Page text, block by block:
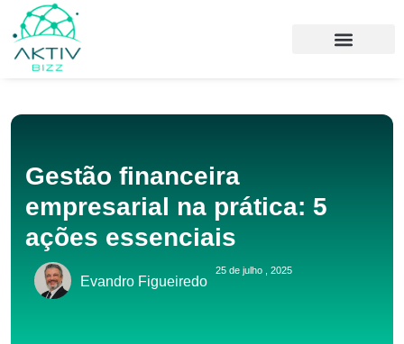
Gestão financeira
empresarial na prática: 5
ações essenciais
Evandro Figueiredo
25 de julho , 2025